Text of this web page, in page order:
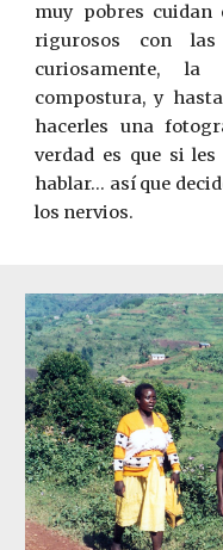
muy pobres
rigurosos con las
curiosamente,
compostura, y
hacerles una
verdad es que si
hablar… así que
los nervios.